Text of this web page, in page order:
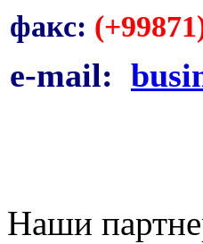
факс:
e-mail:
Наши